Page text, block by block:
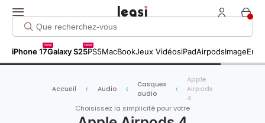
iPhone 17
new
Galaxy S25
new
PS5MacBookJeux VidéosiPadAirpodsImage
Accueil Audio
Casques
audio
Apple
Airpods
4
Choisissez la simplicité pour votre